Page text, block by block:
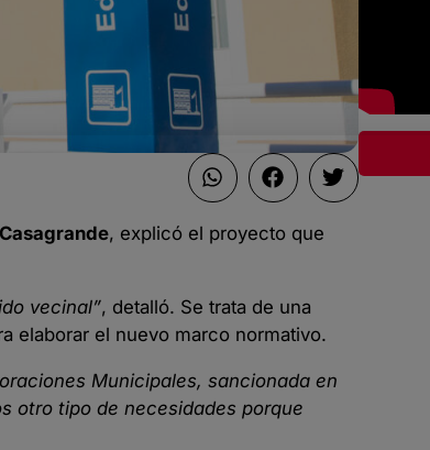
, explicó el proyecto que
vecinal”, detalló. Se trata de una
elaborar el nuevo marco normativo.
Municipales, sancionada en
otro tipo de necesidades porque